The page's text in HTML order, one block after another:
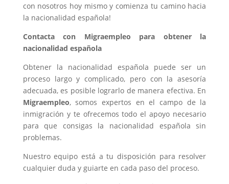
con nosotros hoy mismo y comienza tu camino hacia
la nacionalidad española!
Contacta con Migraempleo para obtener la
nacionalidad española
Obtener la nacionalidad española puede ser un
proceso largo y complicado, pero con la asesoría
adecuada, es posible lograrlo de manera efectiva. En
Migraempleo, somos expertos en el campo de la
inmigración y te ofrecemos todo el apoyo necesario
para que consigas la nacionalidad española sin
problemas.
Nuestro equipo está a tu disposición para resolver
cualquier duda y guiarte en cada paso del proceso.